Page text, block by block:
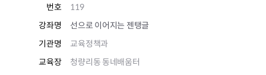
번호
119
강좌명
선으로 이어지는 젠탱글
기관명
교육정책과
교육장
청량리동 동네배움터